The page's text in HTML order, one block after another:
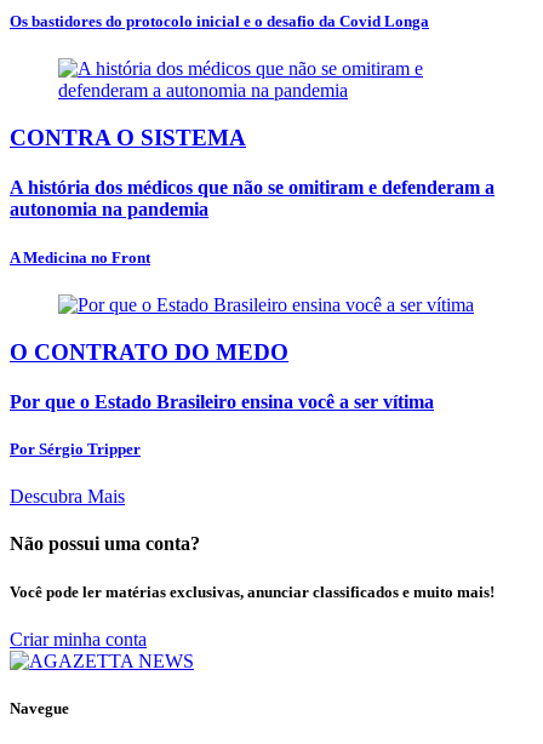
Os bastidores do protocolo inicial e o desafio da Covid Longa
CONTRA O SISTEMA
A história dos médicos que não se omitiram e defenderam a
autonomia na pandemia
A Medicina no Front
O CONTRATO DO MEDO
Por que o Estado Brasileiro ensina você a ser vítima
Por Sérgio Tripper
Descubra Mais
Não possui uma conta?
Você pode ler matérias exclusivas, anunciar classificados e muito mais!
Criar minha conta
Navegue